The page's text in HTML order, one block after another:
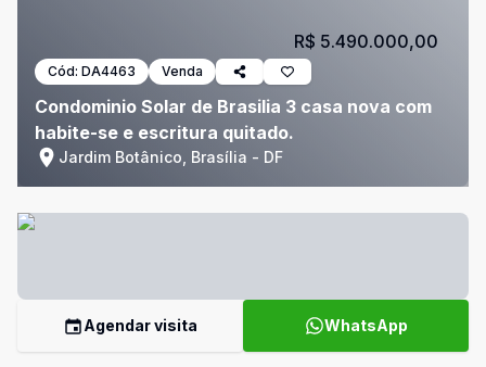
Cód: DA4463 Venda
Condominio Solar de Brasilia 3 casa nova com
habite-se e escritura quitado.
Jardim Botânico, Brasília - DF
R$ 5.490.000,00
Agendar visita WhatsApp